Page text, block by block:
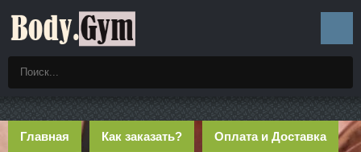
Главная Как заказать? Оплата и Доставка